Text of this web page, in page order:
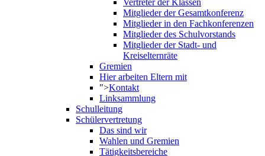
Mitglieder der Gesamtkonferenz
Mitglieder in den Fachkonferenzen
Mitglieder des Schulvorstands
Mitglieder der Stadt- und
Kreiselternräte
Gremien
Hier arbeiten Eltern mit
">Kontakt
Linksammlung
Schulleitung
Schülervertretung
Das sind wir
Wahlen und Gremien
Tätigkeitsbereiche